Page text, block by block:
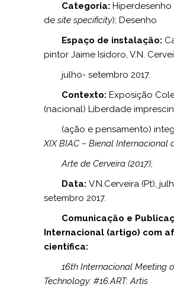
Categoria:
de site specificity); Desenho
Espaço de instalação:
pintor Jaime Isidoro, V.N.
julho- setembro 2017.
Contexto: Exposição
(nacional) Liberdade
(ação e pensamento)
XIX BIAC – Bienal Internacional
Arte de Cerveira (2017);
Data: V.N.Cerveira (Pt),
setembro 2017.
Comunicação e
Internacional (artigo) com
científica:
16th Internacional Meeting
Technology: #16.ART: Artis